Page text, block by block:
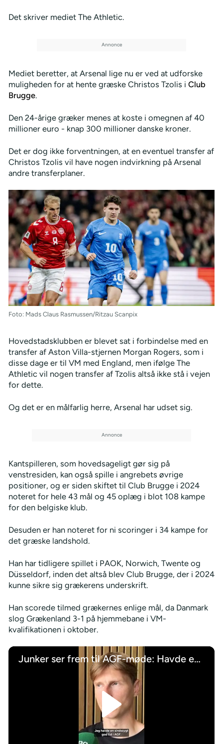
Det skriver mediet The Athletic.
Mediet beretter, at Arsenal lige nu er ved at udforske
muligheden for at hente græske Christos Tzolis i Club
Brugge.
Den 24-årige græker menes at koste i omegnen af 40
millioner euro - knap 300 millioner danske kroner.
Det er dog ikke forventningen, at en eventuel transfer af
Christos Tzolis vil have nogen indvirkning på Arsenal
andre transferplaner.
Foto: Mads Claus Rasmussen/Ritzau Scanpix
Hovedstadsklubben er blevet sat i forbindelse med en
transfer af Aston Villa-stjernen Morgan Rogers, som i
disse dage er til VM med England, men ifølge The
Athletic vil nogen transfer af Tzolis altså ikke stå i vejen
for dette.
Og det er en målfarlig herre, Arsenal har udset sig.
Kantspilleren, som hovedsageligt gør sig på
venstresiden, kan også spille i angrebets øvrige
positioner, og er siden skiftet til Club Brugge i 2024
noteret for hele 43 mål og 45 oplæg i blot 108 kampe
for den belgiske klub.
Desuden er han noteret for ni scoringer i 34 kampe for
det græske landshold.
Han har tidligere spillet i PAOK, Norwich, Twente og
Düsseldorf, inden det altså blev Club Brugge, der i 2024
kunne sikre sig grækerens underskrift.
Han scorede tilmed grækernes enlige mål, da Danmark
slog Grækenland 3-1 på hjemmebane i VM-
kvalifikationen i oktober.
Junker ser frem til AGF-møde: Havde en sindssygt god tid